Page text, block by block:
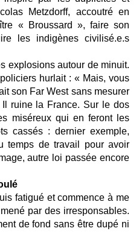
Metzdorff, accoutré en
« Broussard », faire son
les indigènes civilisé.e.s
explosions autour de minuit.
hurlait : « Mais, vous
son Far West sans mesurer
ruine la France. Sur le dos
miséreux qui en feront les
cassés : dernier exemple,
temps de travail pour avoir
autre loi passée encore
fatigué et commence à me
par des irresponsables.
de fond sans être dupé ni